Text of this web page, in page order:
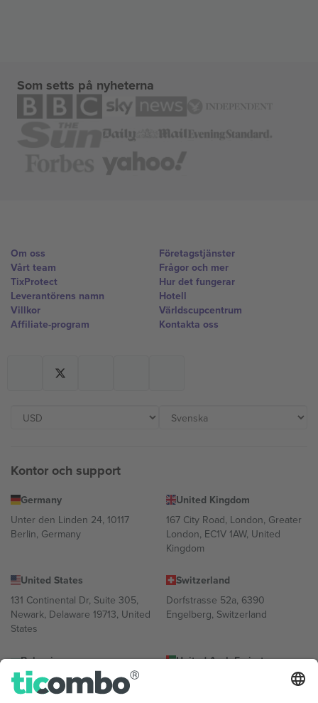
Som setts på nyheterna
Om oss
Vårt team
TixProtect
Leverantörens namn
Villkor
Affiliate-program
Företagstjänster
Frågor och mer
Hur det fungerar
Hotell
Världscupcentrum
Kontakta oss
Kontor och support
Germany
Unter den Linden 24, 10117
Berlin, Germany
United Kingdom
167 City Road, London, Greater
London, EC1V 1AW, United
Kingdom
United States
131 Continental Dr, Suite 305,
Newark, Delaware 19713, United
States
Switzerland
Dorfstrasse 52a, 6390
Engelberg, Switzerland
Bulgaria
Regus Sofia City West, bul
Totleben 53-55, 1606 Sofia,
United Arab Emirates
UAE Dubai Silicon Oasis, DDP